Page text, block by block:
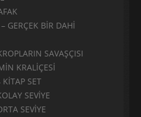
GERÇEK BİR DAHİ
SAVAŞÇISI
KRALİÇESİ
SET
SEVİYE
SEVİYE